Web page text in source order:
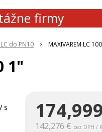
firmy
do PN10 MAXIVAREM LC
1"
174,999
142,276 € bez DPH /
s